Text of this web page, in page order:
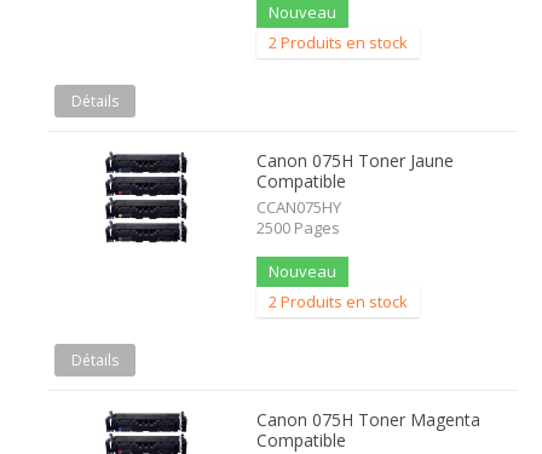
Nouveau
2 Produits en stock
Détails
Canon 075H Toner Jaune
Compatible
CCAN075HY
2500 Pages
Nouveau
2 Produits en stock
Détails
Canon 075H Toner Magenta
Compatible